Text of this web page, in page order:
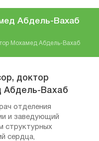
Абдель-Вахаб
Мохамед Абдель-Вахаб
доктор
Абдель-Вахаб
отделения
и заведующий
структурных
сердца,